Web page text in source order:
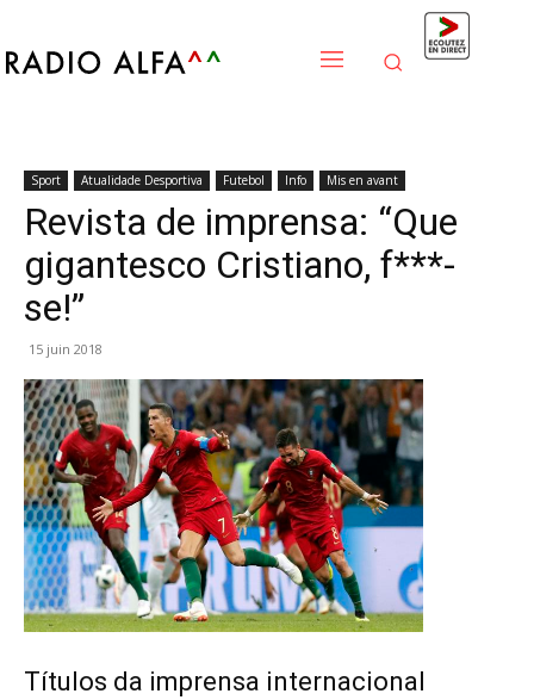
Sport Atualidade Desportiva Futebol Info Mis en avant
Revista de imprensa: “Que
gigantesco Cristiano, f***-
se!”
15 juin 2018
Títulos da imprensa internacional